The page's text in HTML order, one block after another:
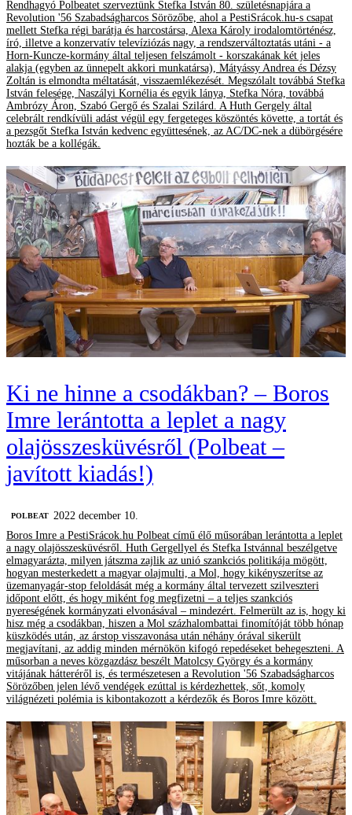
Rendhagyó Polbeatet szerveztünk Stefka István 80. születésnapjára a
Revolution '56 Szabadságharcos Sörözőbe, ahol a PestiSrácok.hu-s csapat
mellett Stefka régi barátja és harcostársa, Alexa Károly irodalomtörténész,
író, illetve a konzervatív televíziózás nagy, a rendszerváltoztatás utáni - a
Horn-Kuncze-kormány által teljesen felszámolt - korszakának két jeles
alakja (egyben az ünnepelt akkori munkatársa), Mátyássy Andrea és Dézsy
Zoltán is elmondta méltatását, visszaemlékezését. Megszólalt továbbá Stefka
István felesége, Naszályi Kornélia és egyik lánya, Stefka Nóra, továbbá
Ambrózy Áron, Szabó Gergő és Szalai Szilárd. A Huth Gergely által
celebrált rendkívüli adást végül egy fergeteges köszöntés követte, a tortát és
a pezsgőt Stefka István kedvenc együttesének, az AC/DC-nek a dübörgésére
hozták be a kollégák.
Ki ne hinne a csodákban? – Boros
Imre lerántotta a leplet a nagy
olajösszesküvésről (Polbeat –
javított kiadás!)
‎POLBEAT
2022 december 10.
Boros Imre a PestiSrácok.hu Polbeat című élő műsorában lerántotta a leplet
a nagy olajösszesküvésről. Huth Gergellyel és Stefka Istvánnal beszélgetve
elmagyarázta, milyen játszma zajlik az unió szankciós politikája mögött,
hogyan mesterkedett a magyar olajmulti, a Mol, hogy kikényszerítse az
üzemanyagár-stop feloldását még a kormány által tervezett szilveszteri
időpont előtt, és hogy miként fog megfizetni – a teljes szankciós
nyereségének kormányzati elvonásával – mindezért. Felmerült az is, hogy ki
hisz még a csodákban, hiszen a Mol százhalombattai finomítóját több hónap
küszködés után, az árstop visszavonása után néhány órával sikerült
megjavítani, az addig minden mérnökön kifogó repedéseket behegeszteni. A
műsorban a neves közgazdász beszélt Matolcsy György és a kormány
vitájának hátteréről is, és természetesen a Revolution '56 Szabadságharcos
Sörözőben jelen lévő vendégek ezúttal is kérdezhettek, sőt, komoly
világnézeti polémia is kibontakozott a kérdezők és Boros Imre között.